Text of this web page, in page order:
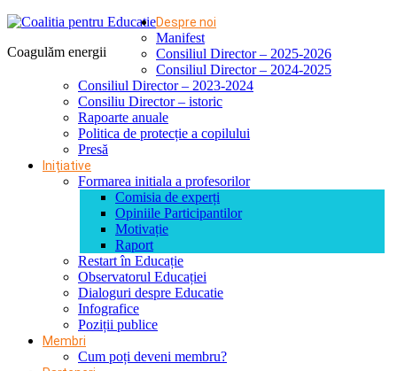
Coagulăm energii
Despre noi
Manifest
Consiliul Director – 2025-2026
Consiliul Director – 2024-2025
Consiliul Director – 2023-2024
Consiliu Director – istoric
Rapoarte anuale
Politica de protecție a copilului
Presă
Inițiative
Formarea initiala a profesorilor
Comisia de experți
Opiniile Participantilor
Motivație
Raport
Restart în Educație
Observatorul Educației
Dialoguri despre Educatie
Infografice
Poziții publice
Membri
Cum poți deveni membru?